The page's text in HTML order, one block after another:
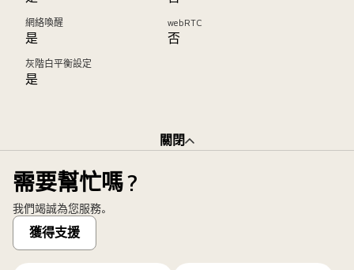
網絡喚醒
是
webRTC
否
灰階白平衡設定
是
關閉
需要幫忙嗎？
我們竭誠為您服務。
獲得支援